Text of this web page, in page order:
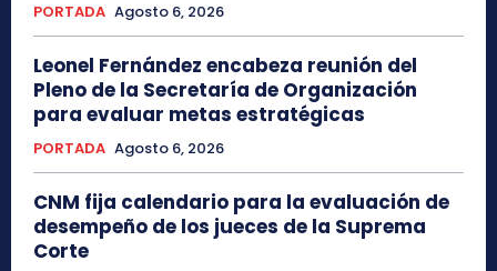
PORTADA Agosto 6, 2026
Leonel Fernández encabeza reunión del
Pleno de la Secretaría de Organización
para evaluar metas estratégicas
PORTADA Agosto 6, 2026
CNM fija calendario para la evaluación de
desempeño de los jueces de la Suprema
Corte